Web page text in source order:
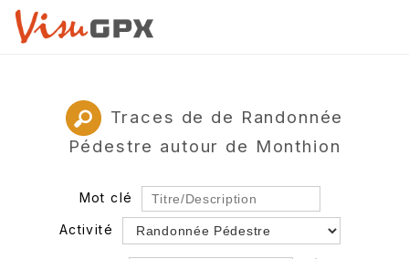
Traces de de Randonnée
Pédestre autour de Monthion
Mot clé
Activité